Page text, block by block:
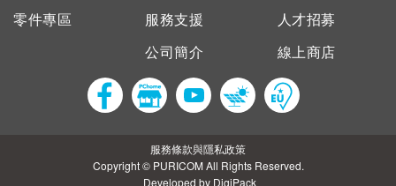
零件專區
服務支援
公司簡介
人才招募
線上商店
服務條款與隱私政策
Copyright © PURICOM All Rights Reserved.
Developed by DigiPack